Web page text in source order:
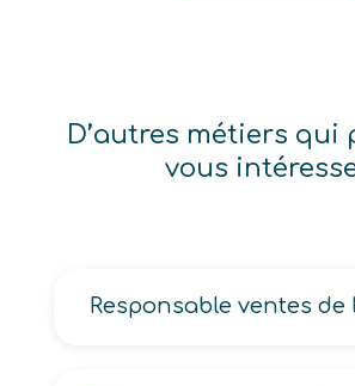
D’autres métiers qui
vous